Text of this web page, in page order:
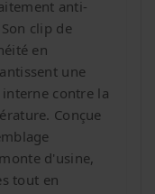
anti-
clip de
en
une
contre la
Conçue
d'usine,
tout en